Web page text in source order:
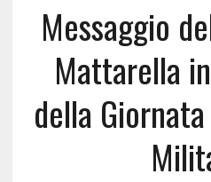
Messaggio
Mattarella
della